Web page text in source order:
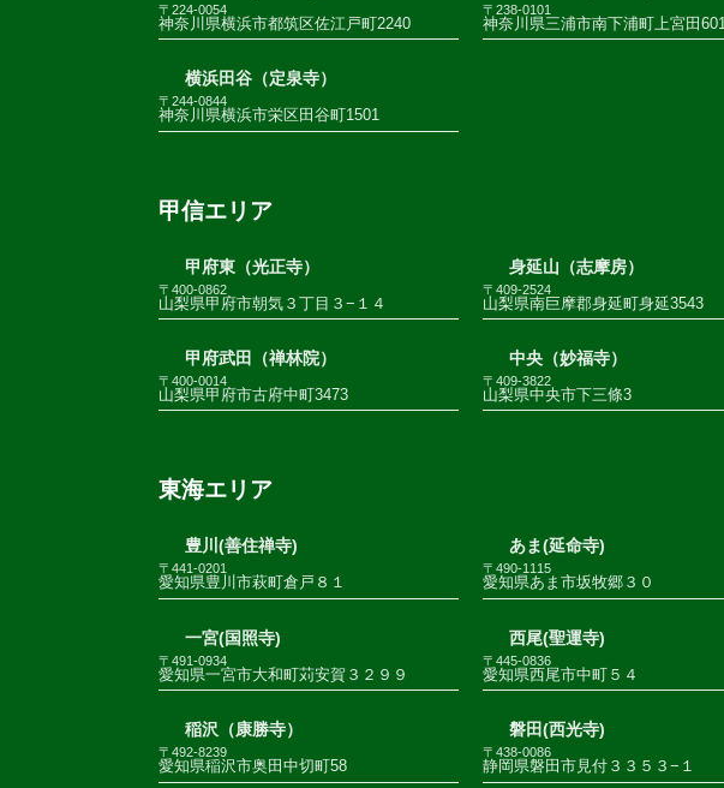
〒224-0054
神奈川県横浜市都筑区佐江戸町2240
〒238-0101
神奈川県三浦市南下浦町上宮田601
横浜田谷（定泉寺）
〒244-0844
神奈川県横浜市栄区田谷町1501
甲信エリア
甲府東（光正寺）
〒400-0862
山梨県甲府市朝気３丁目３−１４
身延山（志摩房）
〒409-2524
山梨県南巨摩郡身延町身延3543
甲府武田（禅林院）
〒400-0014
山梨県甲府市古府中町3473
中央（妙福寺）
〒409-3822
山梨県中央市下三條3
東海エリア
豊川(善住禅寺)
〒441-0201
愛知県豊川市萩町倉戸８１
あま(延命寺)
〒490-1115
愛知県あま市坂牧郷３０
一宮(国照寺)
〒491-0934
愛知県一宮市大和町苅安賀３２９９
西尾(聖運寺)
〒445-0836
愛知県西尾市中町５４
稲沢（康勝寺）
〒492-8239
愛知県稲沢市奥田中切町58
磐田(西光寺)
〒438-0086
静岡県磐田市見付３３５３−１